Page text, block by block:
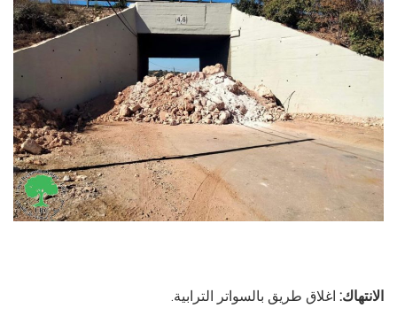
الانتهاك: اغلاق طريق بالسواتر الترابية.